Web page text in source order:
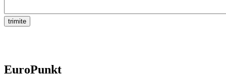
EuroPunkt